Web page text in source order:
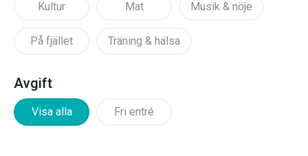
Kultur Mat Musik & nöje
På fjället Träning & hälsa
Avgift
Visa alla Fri entré